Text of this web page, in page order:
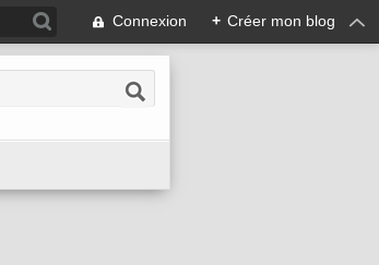
Connexion + Créer mon blog